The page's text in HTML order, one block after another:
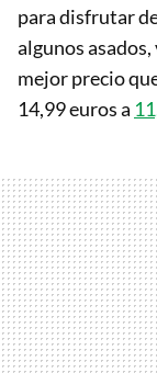
para disfrutar
algunos
mejor precio
14,99 euros a